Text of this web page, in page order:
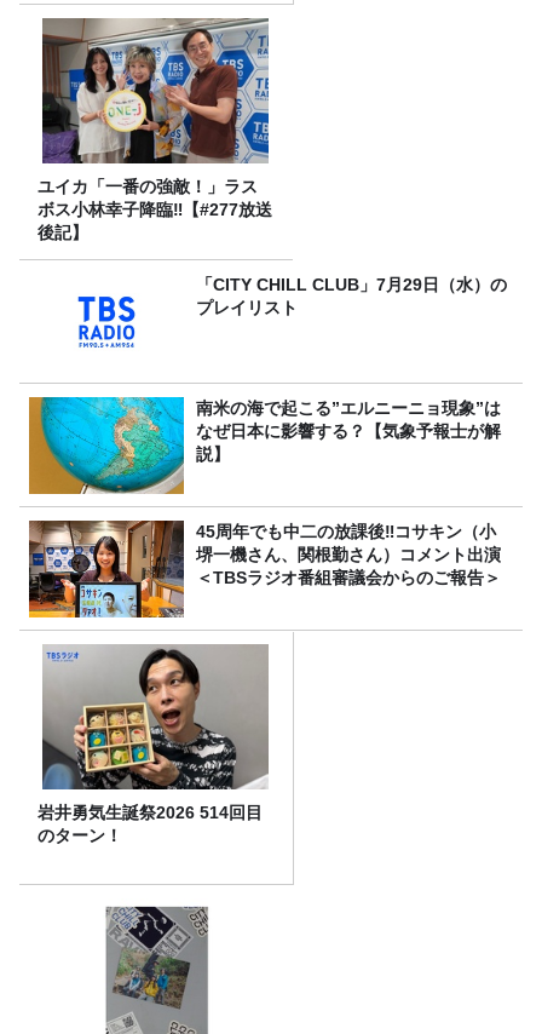
ユイカ「一番の強敵！」ラス
ボス小林幸子降臨‼【#277放送
後記】
「CITY CHILL CLUB」7月29日（水）の
プレイリスト
南米の海で起こる”エルニーニョ現象”は
なぜ日本に影響する？【気象予報士が解
説】
45周年でも中二の放課後‼コサキン（小
堺一機さん、関根勤さん）コメント出演
＜TBSラジオ番組審議会からのご報告＞
岩井勇気生誕祭2026 514回目
のターン！